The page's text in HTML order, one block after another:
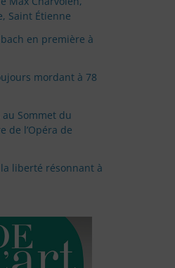
Saint Étienne
en première à
mordant à 78
Sommet du
de l’Opéra de
la liberté résonnant à